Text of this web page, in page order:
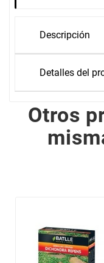
Descripción
Detalles del
Otros